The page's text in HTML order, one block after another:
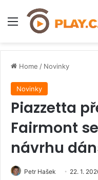
Menu
Home / Novinky
Novinky
Piazzetta
Fairmont
návrhu
Petr Hašek 22. 1.